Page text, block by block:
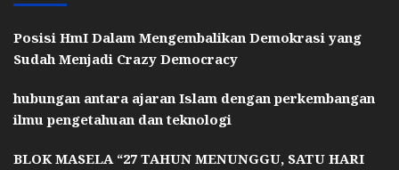
Posisi HmI Dalam Mengembalikan Demokrasi yang
Sudah Menjadi Crazy Democracy
hubungan antara ajaran Islam dengan perkembangan
ilmu pengetahuan dan teknologi
BLOK MASELA “27 TAHUN MENUNGGU, SATU HARI